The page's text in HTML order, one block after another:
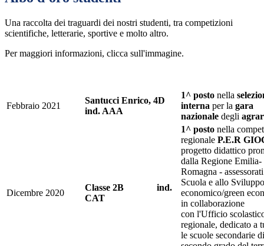
Una raccolta dei traguardi dei nostri studenti, tra competizioni
scientifiche, letterarie, sportive e molto altro.
Per maggiori informazioni, clicca sull'immagine.
Febbraio 2021
Santucci Enrico, 4D
ind. AAA
1^ posto nella
interna per la gara
nazionale degli
Dicembre 2020
Classe 2B ind.
CAT
1^ posto nella
regionale P.E.R
progetto didattico
dalla Regione Emilia-
Romagna -
Scuola e allo Sviluppo
economico/green
in collaborazione
con l'Ufficio
regionale, dedicato a
le scuole secondarie di